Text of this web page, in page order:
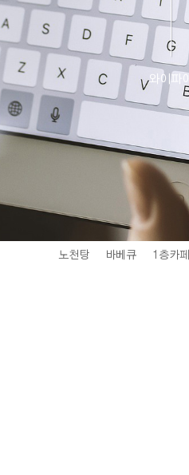
와이파이
노천탕 바베큐 1층카페